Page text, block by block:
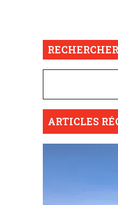
RECHERCHER
ARTICLES